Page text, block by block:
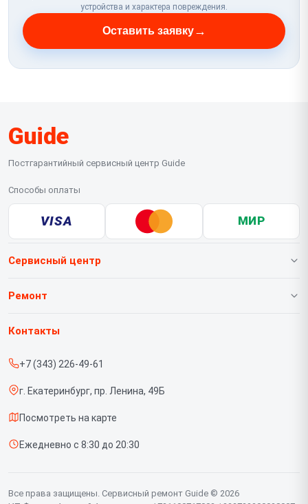
устройства и характера повреждения.
Оставить заявку→
Guide
Постгарантийный сервисный центр Guide
Способы оплаты
VISA МИР
Сервисный центр
О нашем сервисе
Срочный ремонт
Доставка и способы оплаты
Диагностика
Контакты
Ремонт
Тепловизионных насадок
Контакты
+7 (343) 226-49-61
г. Екатеринбург, пр. Ленина, 49Б
Посмотреть на карте
Ежедневно с 8:30 до 20:30
Все права защищены. Сервисный ремонт Guide © 2026